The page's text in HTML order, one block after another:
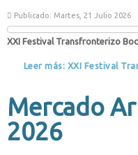
Publicado: Martes, 21 Julio 2026
XXI Festival Transfronterizo
Leer más: XXI Festival
Mercado
2026